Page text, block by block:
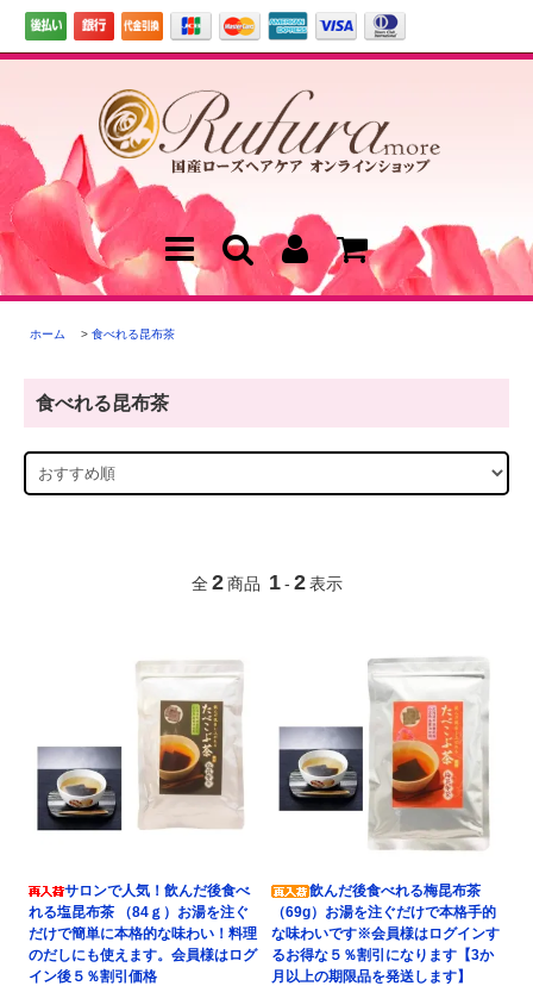
ホーム > 食べれる昆布茶
食べれる昆布茶
全 2 商品 1 - 2 表示
サロンで人気！飲んだ後食べ
れる塩昆布茶 （84ｇ）お湯を注ぐ
だけで簡単に本格的な味わい！料理
のだしにも使えます。会員様はログ
イン後５％割引価格
飲んだ後食べれる梅昆布茶
（69g）お湯を注ぐだけで本格手的
な味わいです※会員様はログインす
るお得な５％割引になります【3か
月以上の期限品を発送します】